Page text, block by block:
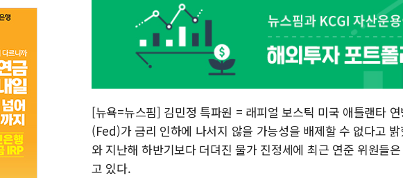
[뉴욕=뉴스핌] 김민정 특파원 = 래피얼 보스틱 미국 애틀랜타
(Fed)가 금리 인하에 나서지 않을 가능성을 배제할 수 없다고
와 지난해 하반기보다 더뎌진 물가 진정세에 최근 연준 위원들
고 있다.